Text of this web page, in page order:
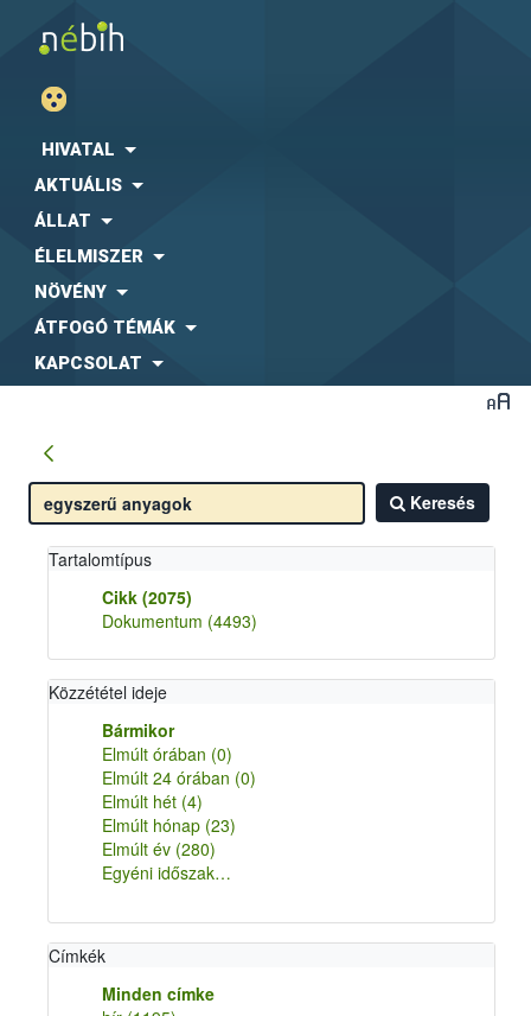
HIVATAL
AKTUÁLIS
ÁLLAT
ÉLELMISZER
NÖVÉNY
ÁTFOGÓ TÉMÁK
KAPCSOLAT
Keresés
Tartalomtípus
Cikk (2075)
Dokumentum (4493)
Közzététel ideje
Bármikor
Elmúlt órában (0)
Elmúlt 24 órában (0)
Elmúlt hét (4)
Elmúlt hónap (23)
Elmúlt év (280)
Egyéni időszak…
Címkék
Minden címke